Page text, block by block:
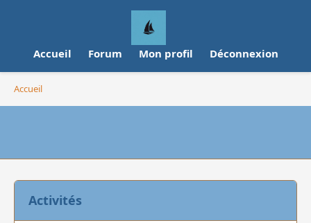
Accueil Forum Mon profil Déconnexion
Accueil
Activités